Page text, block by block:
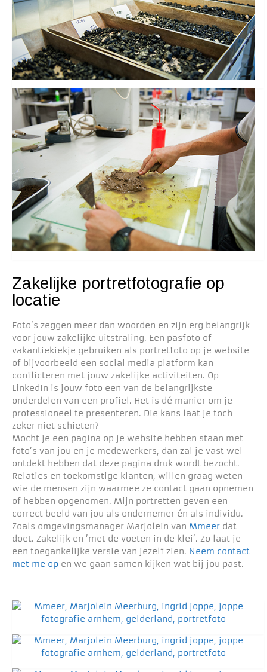
Zakelijke portretfotografie op
locatie
Foto’s zeggen meer dan woorden en zijn erg belangrijk
voor jouw zakelijke uitstraling. Een pasfoto of
vakantiekiekje gebruiken als portretfoto op je website
of bijvoorbeeld een social media platform kan
conflicteren met jouw zakelijke activiteiten. Op
LinkedIn is jouw foto een van de belangrijkste
onderdelen van een profiel. Het is dé manier om je
professioneel te presenteren. Die kans laat je toch
zeker niet schieten?
Mocht je een pagina op je website hebben staan met
foto’s van jou en je medewerkers, dan zal je vast wel
ontdekt hebben dat deze pagina druk wordt bezocht.
Relaties en toekomstige klanten, willen graag weten
wie de mensen zijn waarmee ze contact gaan opnemen
of hebben opgenomen. Mijn portretten geven een
correct beeld van jou als ondernemer én als individu.
Zoals omgevingsmanager Marjolein van Mmeer dat
doet. Zakelijk en ’met de voeten in de klei’. Zo laat je
een toegankelijke versie van jezelf zien. Neem contact
met me op en we gaan samen kijken wat bij jou past.